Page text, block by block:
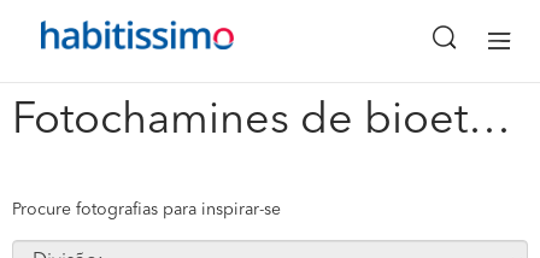
Fotochamines de bioetanol #111830
x
Procure fotografias para inspirar-se